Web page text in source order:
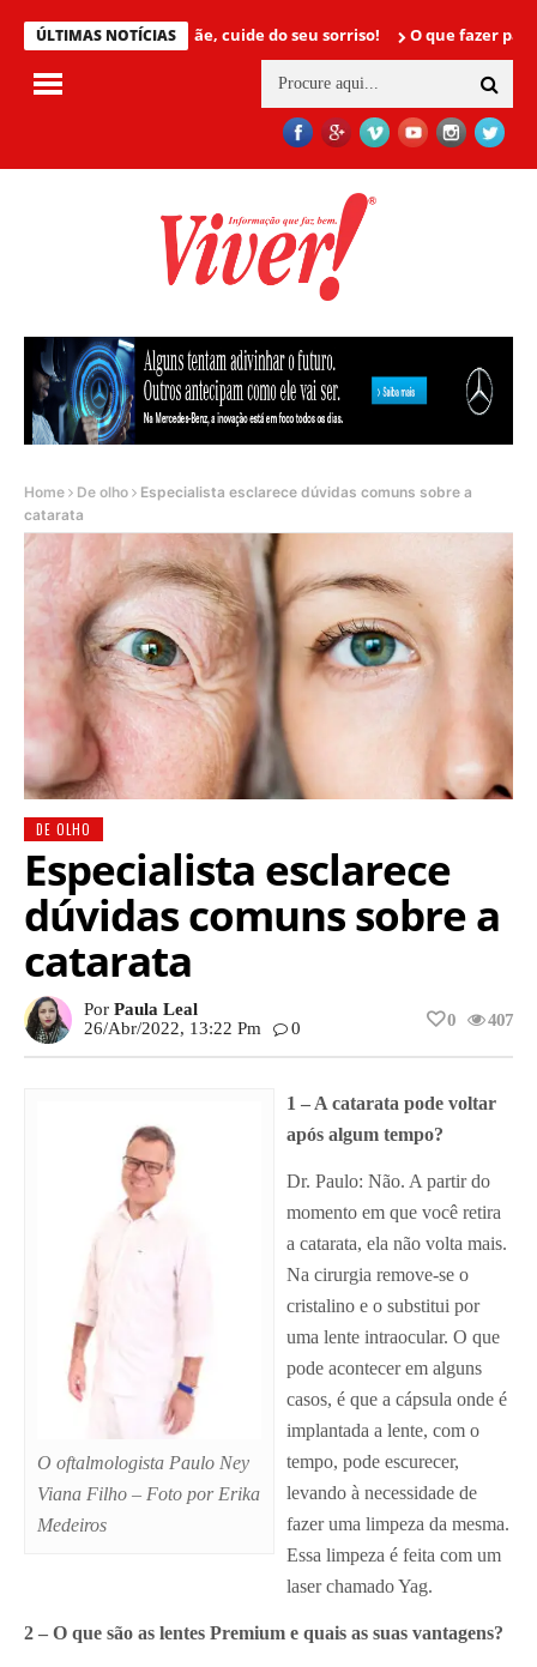
ÚLTIMAS NOTÍCIAS
Mamãe, cuide do seu sorriso! O que fazer para não ter
Home De olho
Especialista esclarece dúvidas comuns sobre a
catarata
DE OLHO
Especialista esclarece
dúvidas comuns sobre a
catarata
Por Paula Leal
26/abr/2022, 13:22 Pm
0 407
0
O oftalmologista Paulo Ney
Viana Filho – Foto por Erika
Medeiros
1 – A catarata pode voltar
após algum tempo?
Dr. Paulo: Não. A partir do
momento em que você retira
a catarata, ela não volta mais.
Na cirurgia remove-se o
cristalino e o substitui por
uma lente intraocular. O que
pode acontecer em alguns
casos, é que a cápsula onde é
implantada a lente, com o
tempo, pode escurecer,
levando à necessidade de
fazer uma limpeza da mesma.
Essa limpeza é feita com um
laser chamado Yag.
2 – O que são as lentes Premium e quais as suas vantagens?